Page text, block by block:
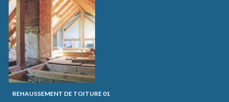
REHAUSSEMENT DE TOITURE 01